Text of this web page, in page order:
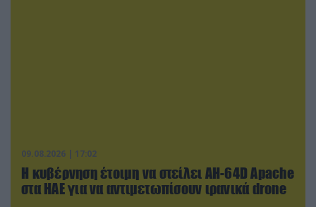
09.08.2026 | 17:02
Η κυβέρνηση έτοιμη να στείλει AH-64D Apache
στα ΗΑΕ για να αντιμετωπίσουν ιρανικά drone